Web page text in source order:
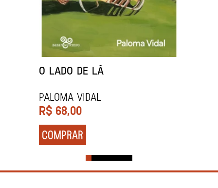
O LADO DE LÁ
PALOMA VIDAL
R$ 68,00
COMPRAR